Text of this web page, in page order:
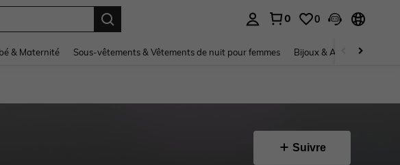
0 0
& Maternité Sous-vêtements & Vêtements de nuit pour femmes Bijoux & Accessoires pour
Suivre